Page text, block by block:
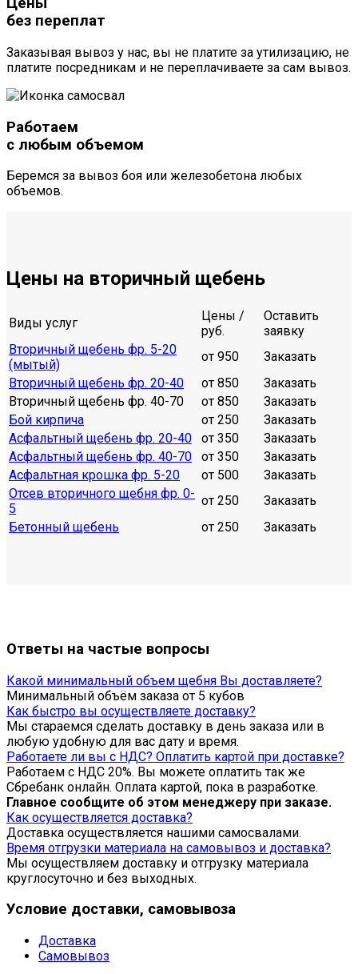
без переплат
Заказывая вывоз у нас, вы не платите за утилизацию, не
платите посредникам и не переплачиваете за сам вывоз.
Работаем
с любым объемом
Беремся за вывоз боя или железобетона любых
объемов.
Цены на вторичный щебень
Виды услуг
Цены /
руб.
Оставить
заявку
Вторичный щебень фр. 5-20
(мытый)
от 950
Заказать
Вторичный щебень фр. 20-40
от 850
Заказать
Вторичный щебень фр. 40-70
от 850
Заказать
Бой кирпича
от 250
Заказать
Асфальтный щебень фр. 20-40
от 350
Заказать
Асфальтный щебень фр. 40-70
от 350
Заказать
Асфальтная крошка фр. 5-20
от 500
Заказать
Отсев вторичного щебня фр. 0-
5
от 250
Заказать
Бетонный щебень
от 250 Заказать
Ответы на частые вопросы
Какой минимальный объем щебня Вы доставляете?
Минимальный объём заказа от 5 кубов
Как быстро вы осуществляете доставку?
Мы стараемся сделать доставку в день заказа или в
любую удобную для вас дату и время.
Работаете ли вы с НДС? Оплатить картой при доставке?
Работаем с НДС 20%. Вы можете оплатить так же
Сбребанк онлайн. Оплата картой, пока в разработке.
Главное сообщите об этом менеджеру при заказе.
Как осуществляется доставка?
Доставка осуществляется нашими самосвалами.
Время отгрузки материала на самовывоз и доставка?
Мы осуществляем доставку и отгрузку материала
круглосуточно и без выходных.
Условие доставки, самовывоза
Доставка
Самовывоз